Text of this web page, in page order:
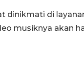
dinikmati di
musiknya akan